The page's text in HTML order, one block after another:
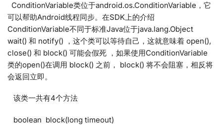
ConditionVariable类位于android.os.ConditionVariable，它
可以帮助Android线程同步。在SDK上的介绍
ConditionVariable不同于标准Java位于java.lang.Object
wait() 和 notify() ，这个类可以等待自己，这就意味着 open(),
close() 和 block() 可能会假死 ，如果使用ConditionVariable
类的open()在调用 block() 之前， block() 将不会阻塞，相反将
会返回立即。
该类一共有4个方法
boolean block(long timeout)